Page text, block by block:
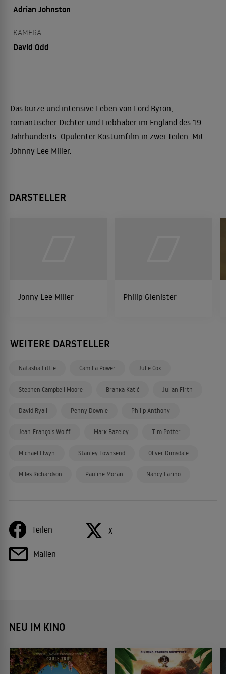
Adrian Johnston
KAMERA
David Odd
Das kurze und intensive Leben von Lord Byron,
romantischer Dichter und Liebhaber im England des 19.
Jahrhunderts. Opulenter Kostümfilm in zwei Teilen. Mit
Johnny Lee Miller.
DARSTELLER
Jonny Lee Miller Philip Glenister
WEITERE DARSTELLER
Natasha Little Camilla Power Julie Cox
Stephen Campbell Moore Branka Katić Julian Firth
David Ryall Penny Downie Philip Anthony
Jean-François Wolff Mark Bazeley Tim Potter
Michael Elwyn Stanley Townsend Oliver Dimsdale
Miles Richardson Pauline Moran Nancy Farino
Teilen X
Mailen
NEU IM KINO